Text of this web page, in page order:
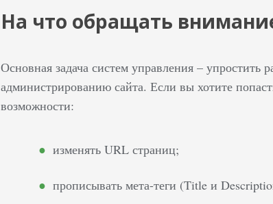
На что обращать
Основная задача систем управления –
администрированию сайта. Если вы хотите
возможности:
изменять URL страниц;
прописывать мета-теги (Title и